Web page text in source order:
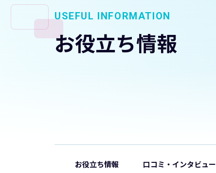
USEFUL INFORMATION
お役立ち情報
お役立ち情報 口コミ・インタビュー